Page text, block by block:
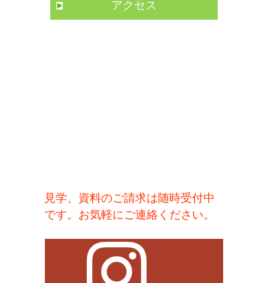
アクセス
見学、資料のご請求は随時受付中
です。お気軽にご連絡ください。